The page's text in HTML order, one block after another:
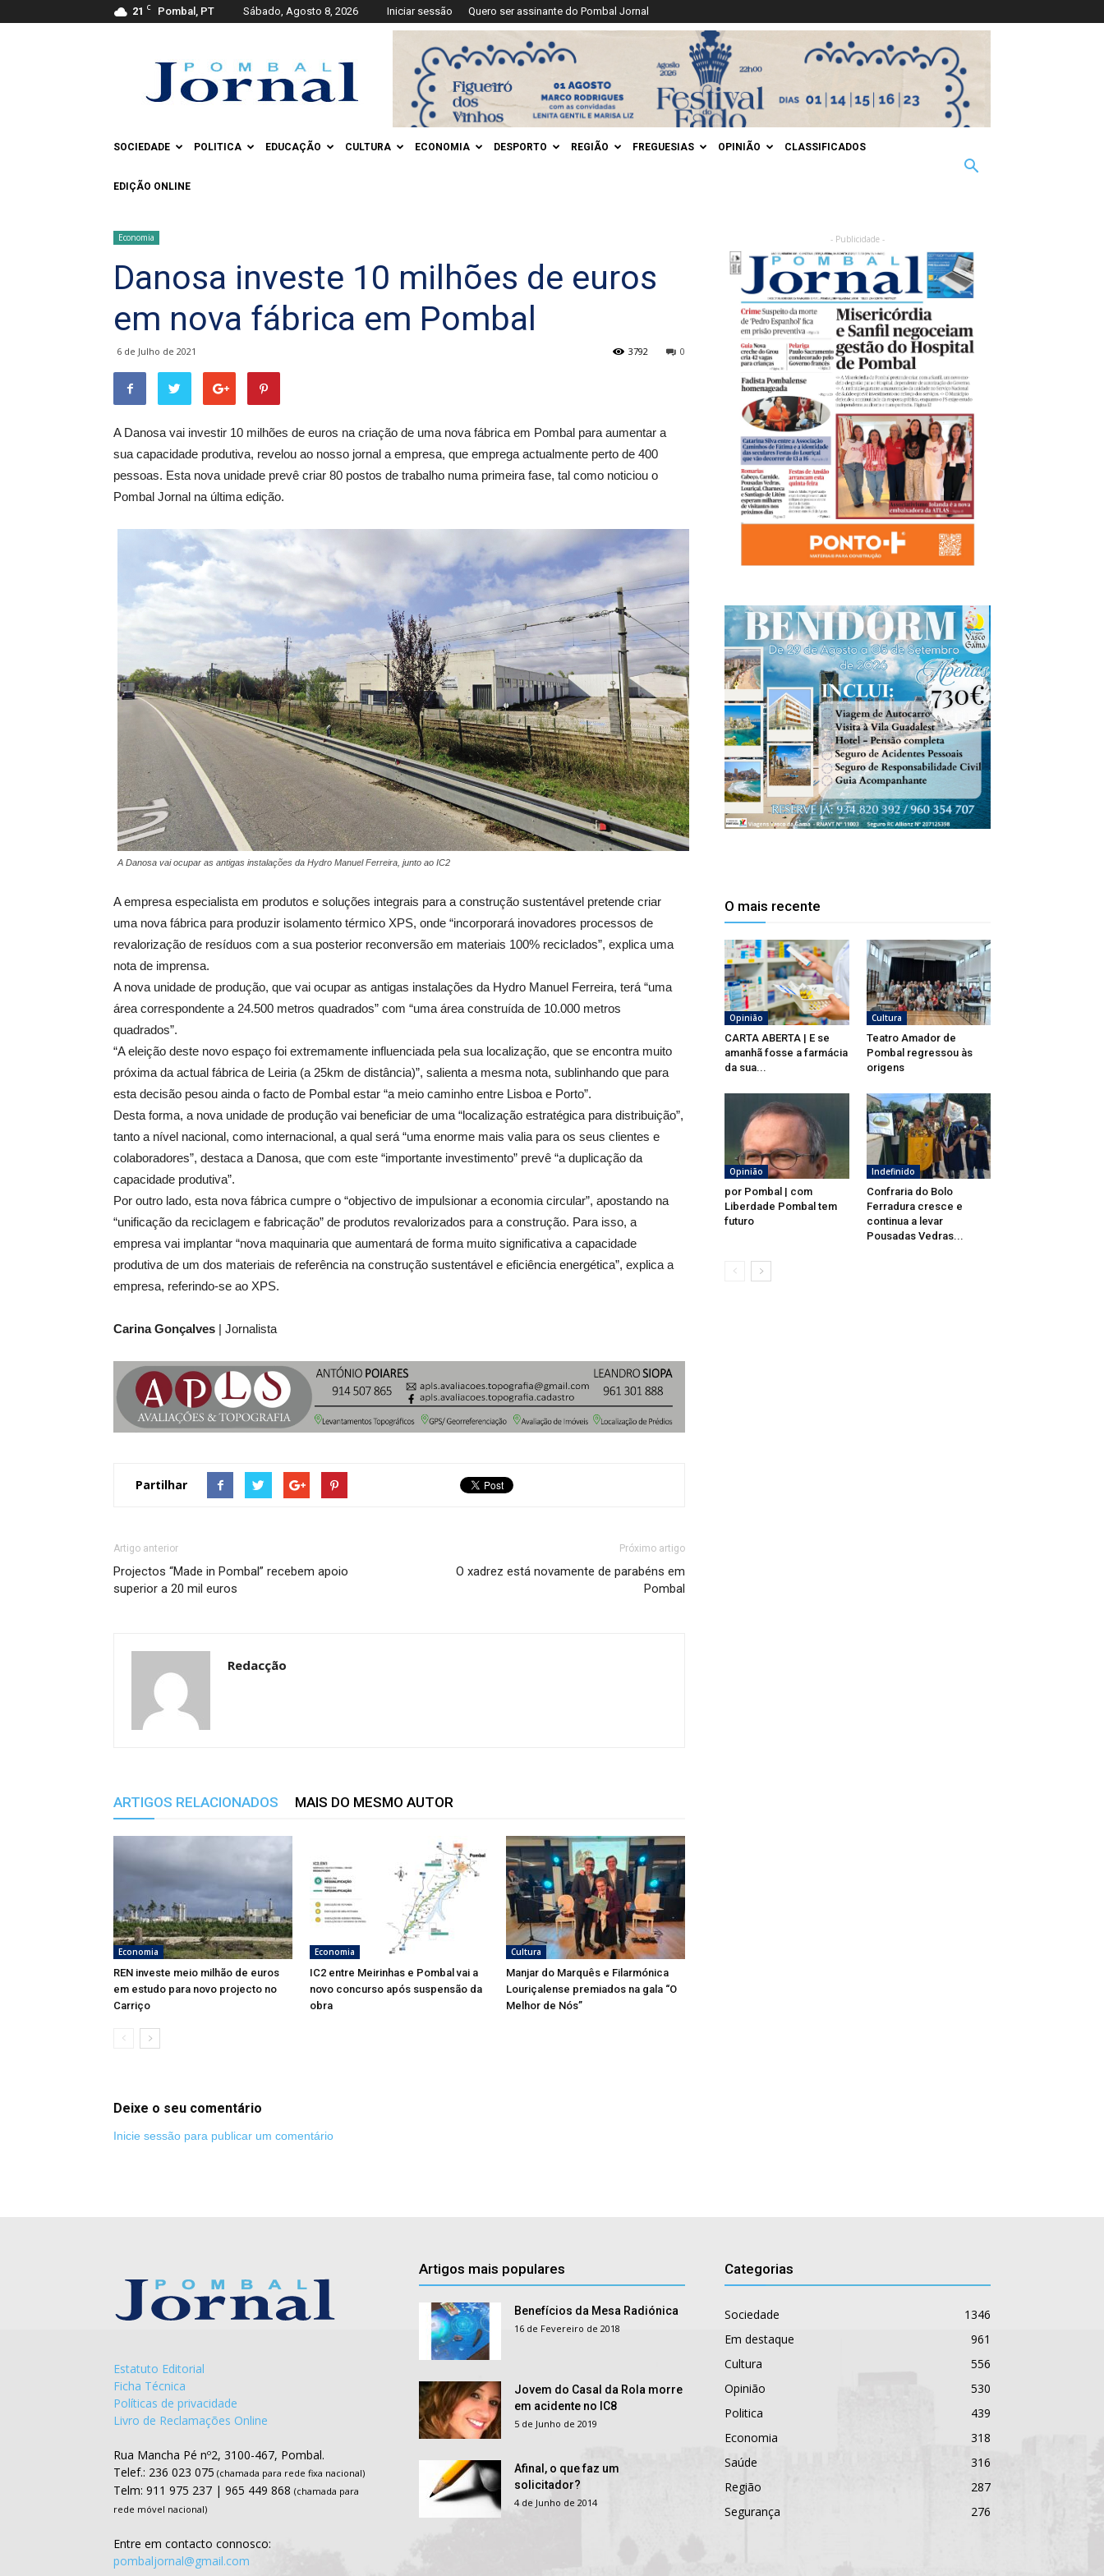
21 C Pombal, PT Sábado, Agosto 8, 2026 Iniciar sessão Quero ser assinante do Pombal Jornal
Jornal
SOCIEDADE POLITICA EDUCAÇÃO CULTURA ECONOMIA DESPORTO REGIÃO FREGUESIAS OPINIÃO CLASSIFICADOS
EDIÇÃO ONLINE
Economia
Danosa investe 10 milhões de euros
em nova fábrica em Pombal
6 de Julho de 2021 0
3792
A Danosa vai investir 10 milhões de euros na criação de uma nova fábrica em Pombal para aumentar a
sua capacidade produtiva, revelou ao nosso jornal a empresa, que emprega actualmente perto de 400
pessoas. Esta nova unidade prevê criar 80 postos de trabalho numa primeira fase, tal como noticiou o
Pombal Jornal na última edição.
A Danosa vai ocupar as antigas instalações da Hydro Manuel Ferreira, junto ao IC2
A empresa especialista em produtos e soluções integrais para a construção sustentável pretende criar
uma nova fábrica para produzir isolamento térmico XPS, onde “incorporará inovadores processos de
revalorização de resíduos com a sua posterior reconversão em materiais 100% reciclados”, explica uma
nota de imprensa.
A nova unidade de produção, que vai ocupar as antigas instalações da Hydro Manuel Ferreira, terá “uma
área correspondente a 24.500 metros quadrados” com “uma área construída de 10.000 metros
quadrados”.
“A eleição deste novo espaço foi extremamente influenciada pela sua localização, que se encontra muito
próxima da actual fábrica de Leiria (a 25km de distância)”, salienta a mesma nota, sublinhando que para
esta decisão pesou ainda o facto de Pombal estar “a meio caminho entre Lisboa e Porto”.
Desta forma, a nova unidade de produção vai beneficiar de uma “localização estratégica para distribuição”,
tanto a nível nacional, como internacional, a qual será “uma enorme mais valia para os seus clientes e
colaboradores”, destaca a Danosa, que com este “importante investimento” prevê “a duplicação da
capacidade produtiva”.
Por outro lado, esta nova fábrica cumpre o “objectivo de impulsionar a economia circular”, apostando na
“unificação da reciclagem e fabricação” de produtos revalorizados para a construção. Para isso, a
empresa vai implantar “nova maquinaria que aumentará de forma muito significativa a capacidade
produtiva de um dos materiais de referência na construção sustentável e eficiência energética”, explica a
empresa, referindo-se ao XPS.
Carina Gonçalves | Jornalista
Partilhar
Artigo anterior
Projectos “Made in Pombal” recebem apoio
superior a 20 mil euros
Próximo artigo
O xadrez está novamente de parabéns em
Pombal
Redacção
ARTIGOS RELACIONADOS MAIS DO MESMO AUTOR
Economia
REN investe meio milhão de euros
em estudo para novo projecto no
Carriço
Economia
IC2 entre Meirinhas e Pombal vai a
novo concurso após suspensão da
obra
Cultura
Manjar do Marquês e Filarmónica
Louriçalense premiados na gala “O
Melhor de Nós”
Deixe o seu comentário
Inicie sessão para publicar um comentário
- Publicidade -
O mais recente
Opinião
CARTA ABERTA | E se
amanhã fosse a farmácia
da sua...
Cultura
Teatro Amador de
Pombal regressou às
origens
Opinião
por Pombal | com
Liberdade Pombal tem
futuro
Indefinido
Confraria do Bolo
Ferradura cresce e
continua a levar
Pousadas Vedras...
Estatuto Editorial
Ficha Técnica
Políticas de privacidade
Livro de Reclamações Online
Rua Mancha Pé nº2, 3100-467, Pombal.
Telef.: 236 023 075 (chamada para rede fixa nacional)
Telm: 911 975 237 | 965 449 868 (chamada para
rede móvel nacional)
Entre em contacto connosco:
pombaljornal@gmail.com
Artigos mais populares
Benefícios da Mesa Radiónica
16 de Fevereiro de 2018
Jovem do Casal da Rola morre
em acidente no IC8
5 de Junho de 2019
Afinal, o que faz um
solicitador?
4 de Junho de 2014
Categorias
Sociedade
1346
Em destaque
961
Cultura
556
Opinião
530
Politica
439
Economia
318
Saúde
316
Região
287
Segurança
276